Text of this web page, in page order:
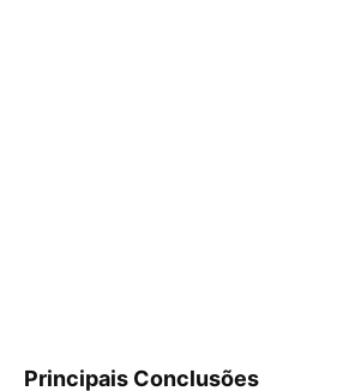
Principais Conclusões